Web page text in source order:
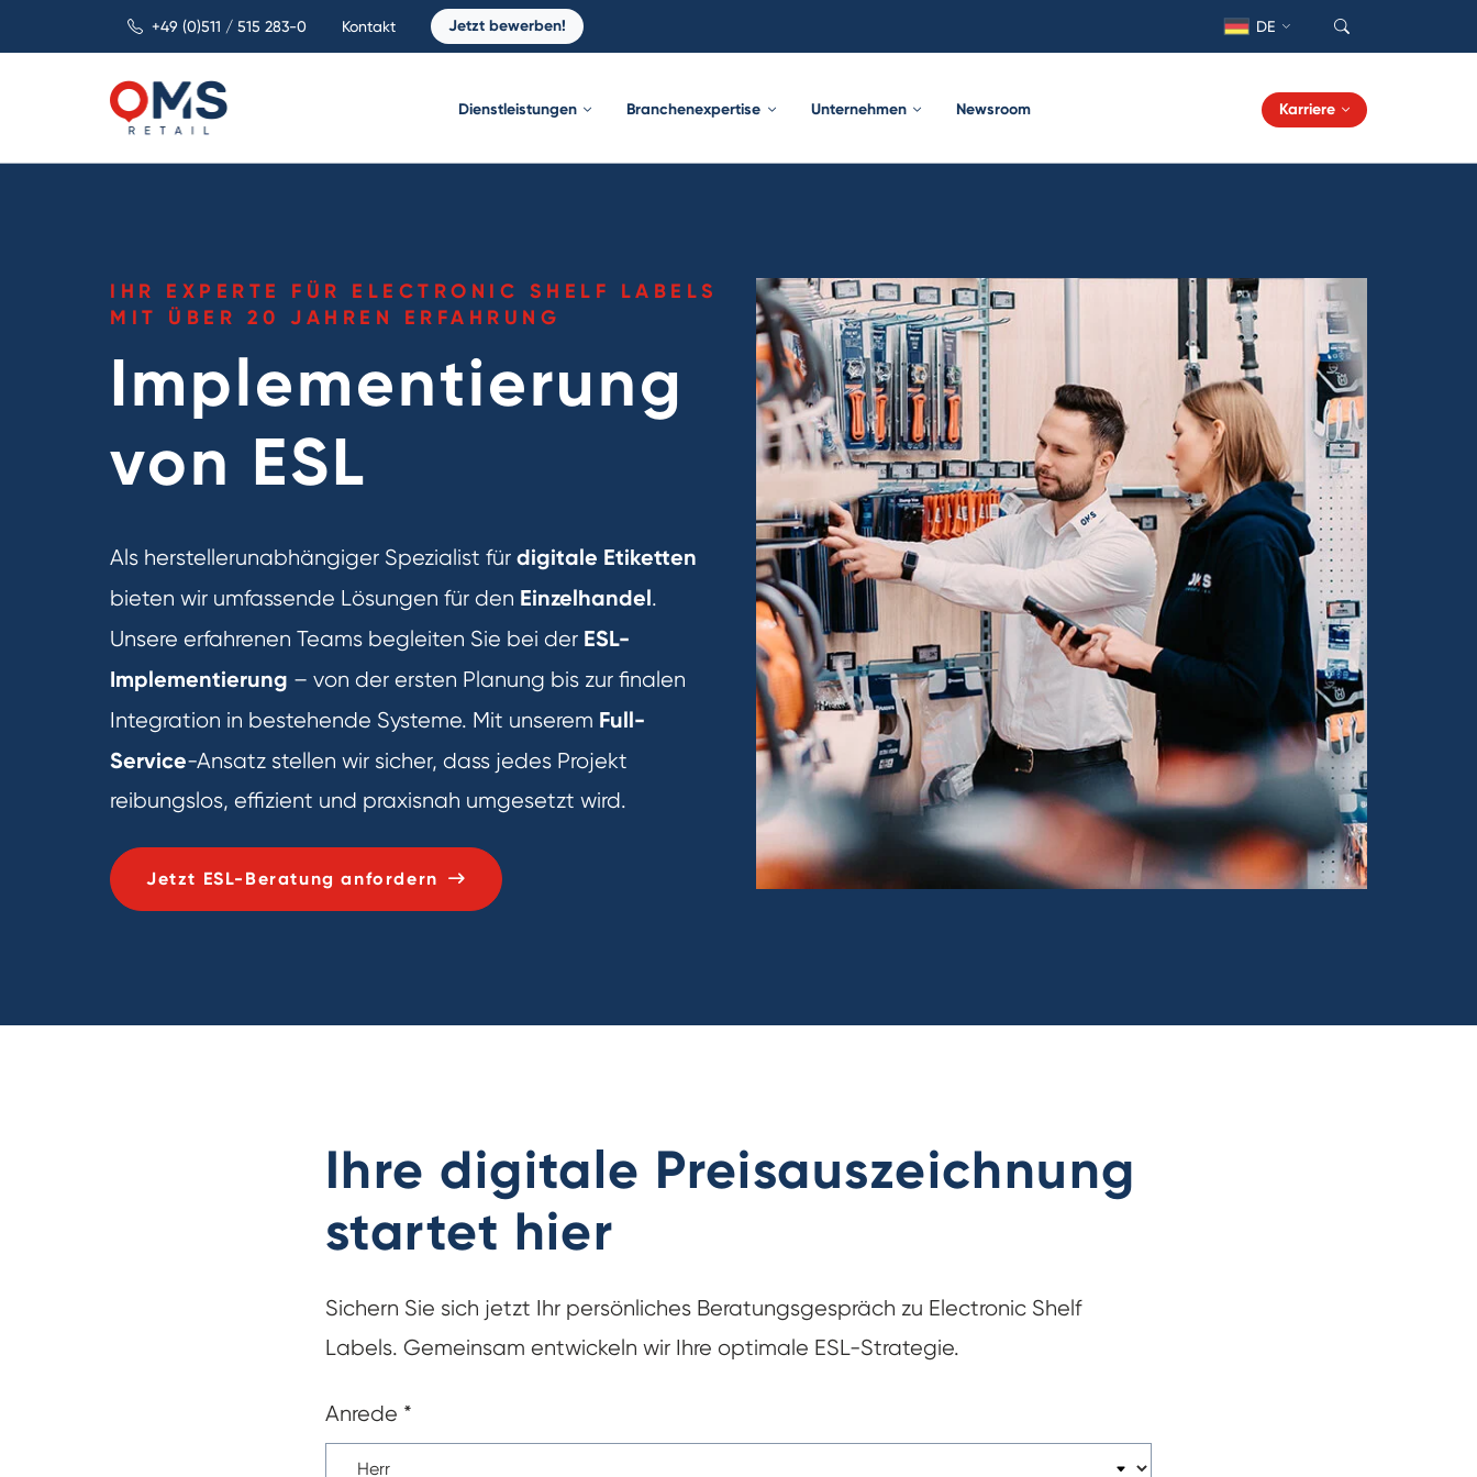
+49 (0)511 / 515 283-0 Kontakt Jetzt bewerben! DE
Dienstleistungen Branchenexpertise Unternehmen Newsroom Karriere
IHR EXPERTE FÜR ELECTRONIC SHELF LABELS
MIT ÜBER 20 JAHREN ERFAHRUNG
Implementierung
von ESL
Als herstellerunabhängiger Spezialist für digitale Etiketten
bieten wir umfassende Lösungen für den Einzelhandel.
Unsere erfahrenen Teams begleiten Sie bei der ESL-
Implementierung – von der ersten Planung bis zur finalen
Integration in bestehende Systeme. Mit unserem Full-
Service-Ansatz stellen wir sicher, dass jedes Projekt
reibungslos, effizient und praxisnah umgesetzt wird.
Jetzt ESL-Beratung anfordern
Ihre digitale Preisauszeichnung
startet hier
Sichern Sie sich jetzt Ihr persönliches Beratungsgespräch zu Electronic Shelf
Labels. Gemeinsam entwickeln wir Ihre optimale ESL-Strategie.
Anrede *